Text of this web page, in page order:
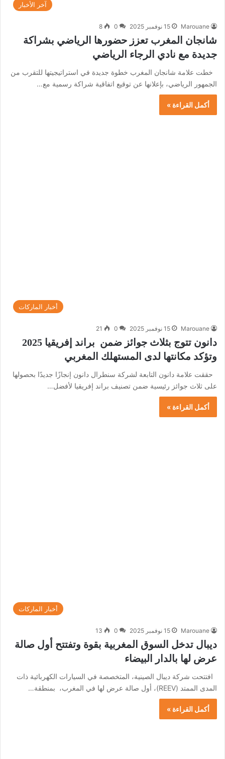
آخر الأخبار
Marouane 15 نوفمبر 2025 0
8
شانجان المغرب تعزز حضورها الرياضي بشراكة
جديدة مع نادي الرجاء الرياضي
خطت علامة شانجان المغرب خطوة جديدة في استراتيجيتها للتقرب من
الجمهور الرياضي، بإعلانها عن توقيع اتفاقية شراكة رسمية مع…
أكمل القراءة »
أخبار الماركات
Marouane 15 نوفمبر 2025 0
21
وتؤكد مكانتها لدى المستهلك المغربي
حققت علامة دانون التابعة لشركة سنطرال دانون إنجازًا جديدًا بحصولها
على ثلاث جوائز رئيسية ضمن تصنيف براند إفريقيا لأفضل…
أكمل القراءة »
أخبار الماركات
Marouane 15 نوفمبر 2025 0
13
ديبال تدخل السوق المغربية بقوة وتفتتح أول صالة
عرض لها بالدار البيضاء
افتتحت شركة ديبال الصينية، المتخصصة في السيارات الكهربائية ذات
المدى الممتد (REEV)، أول صالة عرض لها في المغرب، بمنطقة…
أكمل القراءة »